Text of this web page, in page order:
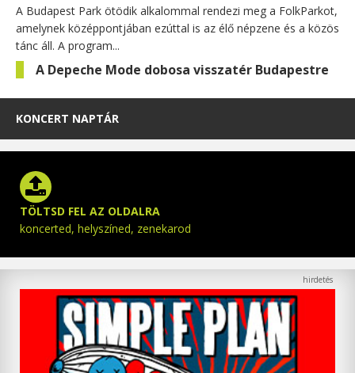
A Budapest Park ötödik alkalommal rendezi meg a FolkParkot,
amelynek középpontjában ezúttal is az élő népzene és a közös
tánc áll. A program...
A Depeche Mode dobosa visszatér Budapestre
KONCERT NAPTÁR
TÖLTSD FEL AZ OLDALRA
koncerted, helyszíned, zenekarod